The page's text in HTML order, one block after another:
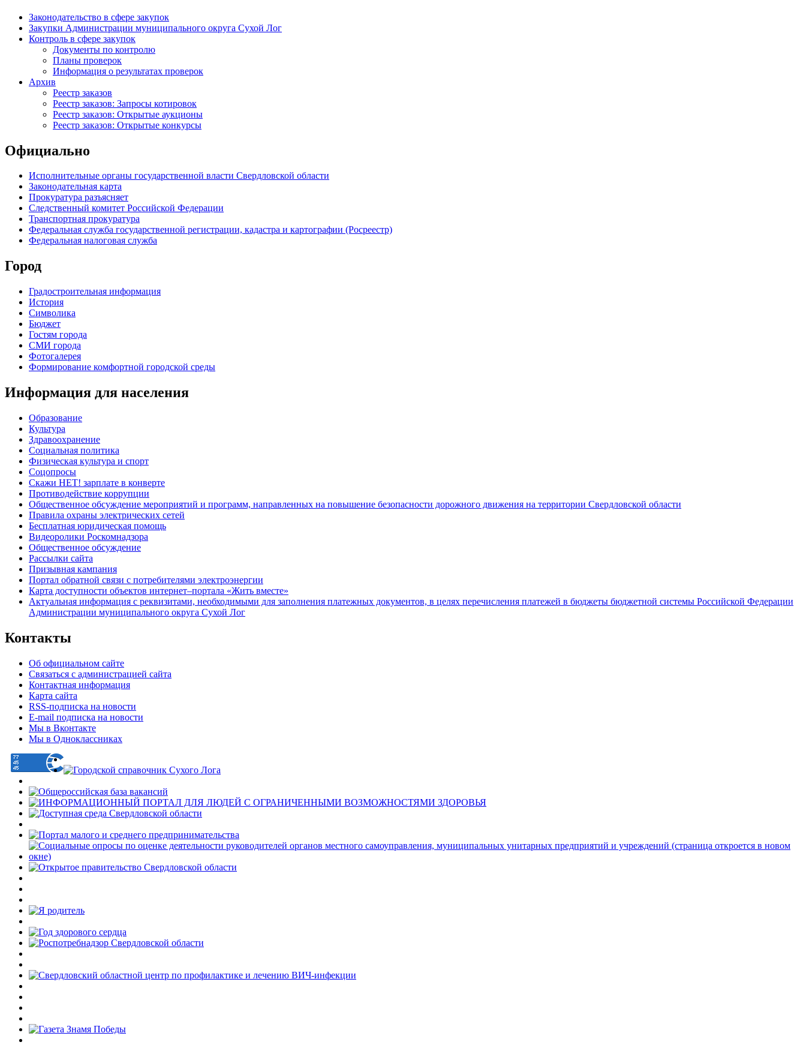
Законодательство в сфере закупок
Закупки Администрации муниципального округа Сухой Лог
Контроль в сфере закупок
Документы по контролю
Планы проверок
Информация о результатах проверок
Архив
Реестр заказов
Реестр заказов: Запросы котировок
Реестр заказов: Открытые аукционы
Реестр заказов: Открытые конкурсы
Официально
Исполнительные органы государственной власти Свердловской области
Законодательная карта
Прокуратура разъясняет
Следственный комитет Российской Федерации
Транспортная прокуратура
Федеральная служба государственной регистрации, кадастра и картографии (Росреестр)
Федеральная налоговая служба
Город
Градостроительная информация
История
Символика
Бюджет
Гостям города
СМИ города
Фотогалерея
Формирование комфортной городской среды
Информация для населения
Образование
Культура
Здравоохранение
Социальная политика
Физическая культура и спорт
Соцопросы
Скажи НЕТ! зарплате в конверте
Противодействие коррупции
Общественное обсуждение мероприятий и программ, направленных на повышение безопасности дорожного движения на территории Свердловской области
Правила охраны электрических сетей
Бесплатная юридическая помощь
Видеоролики Роскомнадзора
Общественное обсуждение
Рассылки сайта
Призывная кампания
Портал обратной связи с потребителями электроэнергии
Карта доступности объектов интернет–портала «Жить вместе»
Актуальная информация с реквизитами, необходимыми для заполнения платежных документов, в целях перечисления платежей в бюджеты бюджетной системы Российской Федерации
Администрации муниципального округа Сухой Лог
Контакты
Об официальном сайте
Связаться с администрацией сайта
Контактная информация
Карта сайта
RSS-подписка на новости
E-mail подписка на новости
Мы в Вконтакте
Мы в Одноклассниках